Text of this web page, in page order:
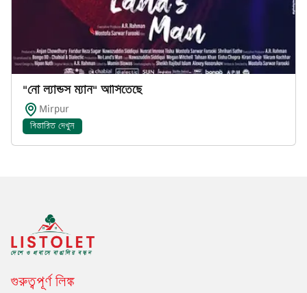
"নো ল্যান্ডস ম্যান" আসিতেছে
Mirpur
বিস্তারিত দেখুন
গুরুত্বপূর্ণ লিঙ্ক